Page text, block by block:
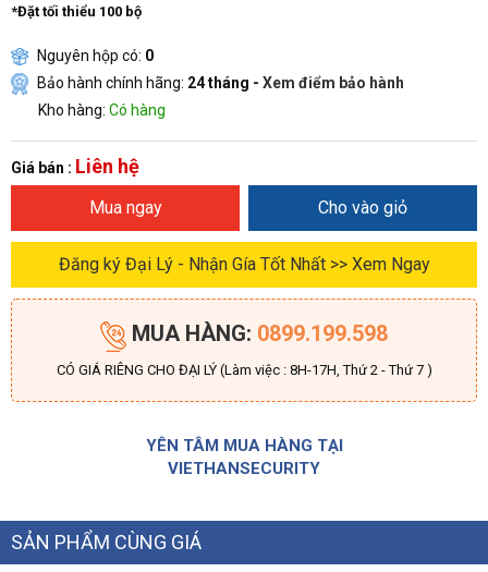
*Đặt tối thiểu 100 bộ
Nguyên hộp có: 0
Bảo hành chính hãng: 24 tháng - Xem điểm bảo hành
Kho hàng: Có hàng
Giá bán : Liên hệ
Mua ngay Cho vào giỏ
Đăng ký Đại Lý - Nhận Gía Tốt Nhất >> Xem Ngay
MUA HÀNG: 0899.199.598
CÓ GIÁ RIÊNG CHO ĐẠI LÝ (Làm việc : 8H-17H, Thứ 2 - Thứ 7 )
YÊN TÂM MUA HÀNG TẠI
VIETHANSECURITY
SẢN PHẨM CÙNG GIÁ